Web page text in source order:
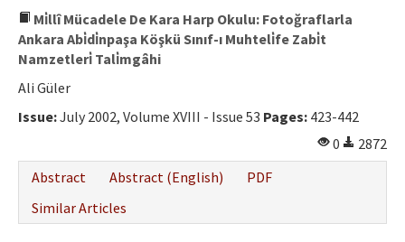
Mi̇llî Mücadele De Kara Harp Okulu: Fotoğraflarla
Ankara Abi̇di̇npaşa Köşkü Sınıf-ı Muhteli̇fe Zabi̇t
Namzetleri̇ Tali̇mgâhi
Ali Güler
Issue:July 2002, Volume XVIII - Issue 53 Pages: 423-442
0
2872
Abstract
Abstract (English)
PDF
Similar Articles